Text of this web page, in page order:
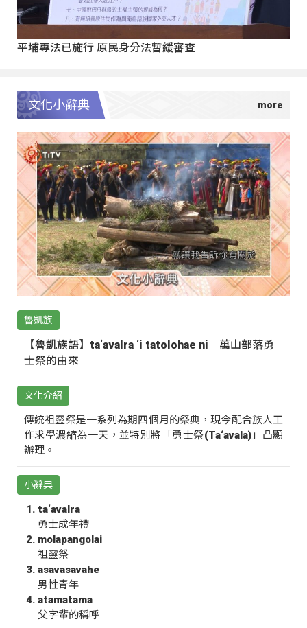
平埔專法已施行 原民身分法暫緩審查
文化小辭典
魯凱族
【魯凱族語】ta‘avalra ‘i tatolohae ni｜萬山部落勇
士祭的由來
文化介紹
傳統祖靈祭是一系列為期四個月的祭典，現今配合族人工
作求學濃縮為一天，並特別將「勇士祭(Ta‘avala)」凸顯
辦理。
小辭典
ta‘avalra
勇士成年禮
molapangolai
祖靈祭
asavasavahe
男性青年
atamatama
父字輩的稱呼